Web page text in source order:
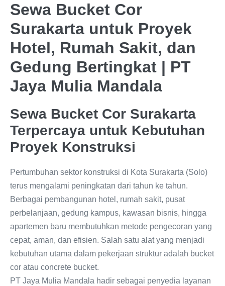
Sewa Bucket Cor
Surakarta untuk Proyek
Hotel, Rumah Sakit, dan
Gedung Bertingkat | PT
Jaya Mulia Mandala
Sewa Bucket Cor Surakarta
Terpercaya untuk Kebutuhan
Proyek Konstruksi
Pertumbuhan sektor konstruksi di Kota Surakarta (Solo)
terus mengalami peningkatan dari tahun ke tahun.
Berbagai pembangunan hotel, rumah sakit, pusat
perbelanjaan, gedung kampus, kawasan bisnis, hingga
apartemen baru membutuhkan metode pengecoran yang
cepat, aman, dan efisien. Salah satu alat yang menjadi
kebutuhan utama dalam pekerjaan struktur adalah bucket
cor atau concrete bucket.
PT Jaya Mulia Mandala hadir sebagai penyedia layanan